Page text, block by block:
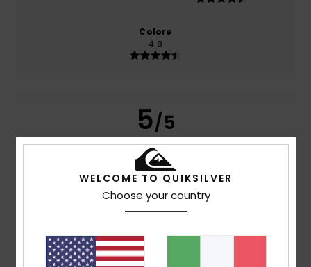
Colore
4.8
5/5
17. luglio 2026
Acquisto verificato
Qualità del tessuto, modello e colore
Mostra originale - Português
perfettaMateriale: 5/5 Colore
Consiglio questo prodotto
WELCOME TO QUIKSILVER
Choose your country